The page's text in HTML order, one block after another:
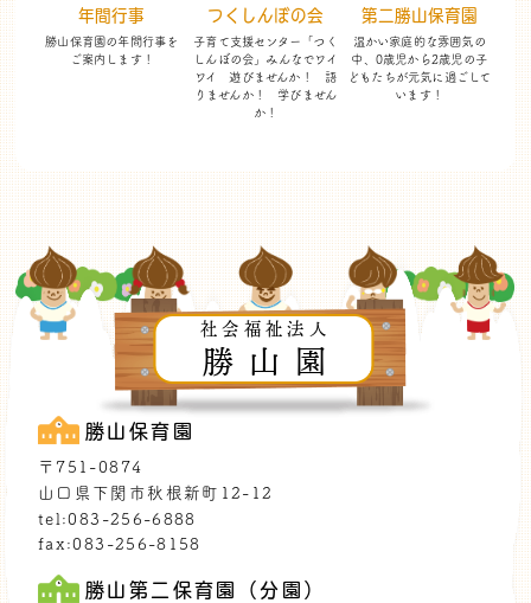
年間行事
勝山保育園の年間行事を
ご案内します！
つくしんぼの会
子育て支援センター「つく
しんぼの会」 みんなでワイ
ワイ 遊びませんか！
語
りませんか！ 学びません
か！
第二勝山保育園
温かい家庭的な雰囲気の
中、 0歳児から2歳児の子
どもたちが元気に過ごして
います！
社会福祉法人
勝山園
勝山保育園
〒751-0874
山口県下関市秋根新町12-12
tel:083-256-6888
fax:083-256-8158
勝山第二保育園（分園）